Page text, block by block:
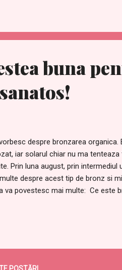
buna
despre bronzarea
iar solarul chiar nu ma
Prin luna august, prin intermediul
despre acest tip de bronz si
va povestesc mai multe: Ce este
dintre DHA si
POSTĂRI